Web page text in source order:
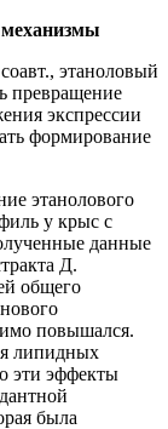
механизмы
этаноловый
превращение
экспрессии
формирование
этанолового
у крыс с
данные
Д.
общего
повышался.
липидных
эти эффекты
была